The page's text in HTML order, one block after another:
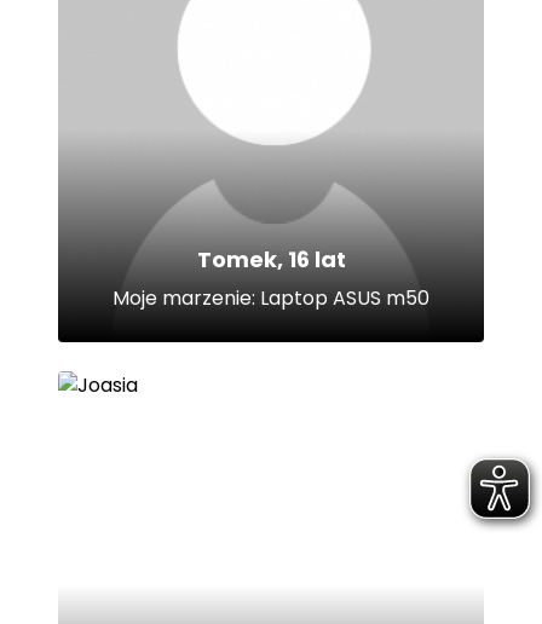
Tomek, 16 lat
Moje marzenie: Laptop ASUS m50